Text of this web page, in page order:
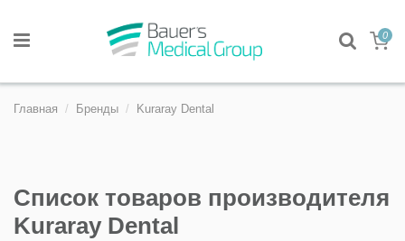
0
Главная Бренды Kuraray Dental
Список товаров производителя
Kuraray Dental